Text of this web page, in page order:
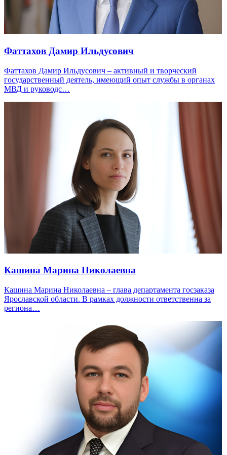
Фаттахов Дамир Ильдусович
Фаттахов Дамир Ильдусович – активный и творческий
государственный деятель, имеющий опыт службы в органах
МВД и руководс…
Кашина Марина Николаевна
Кашина Марина Николаевна – глава департамента госзаказа
Ярославской области. В рамках должности ответственна за
региона…